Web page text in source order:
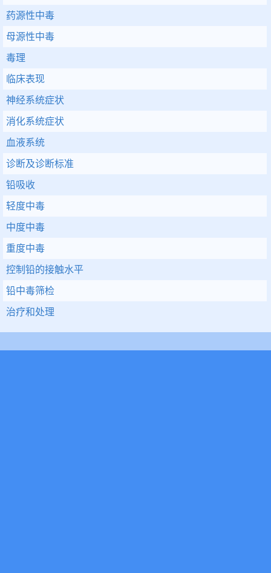
药源性中毒
母源性中毒
毒理
临床表现
神经系统症状
消化系统症状
血液系统
诊断及诊断标准
铅吸收
轻度中毒
中度中毒
重度中毒
控制铅的接触水平
铅中毒筛检
治疗和处理